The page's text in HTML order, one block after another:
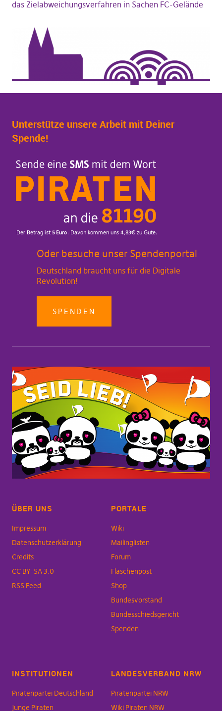
das Zielabweichungsverfahren in Sachen FC-Gelände
Unterstütze unsere Arbeit mit Deiner
Spende!
Oder besuche unser Spendenportal
Deutschland braucht uns für die Digitale
Revolution!
SPENDEN
ÜBER UNS
Impressum
Datenschutzerklärung
Credits
CC BY-SA 3.0
RSS Feed
PORTALE
Wiki
Mailinglisten
Forum
Flaschenpost
Shop
Bundesvorstand
Bundesschiedsgericht
Spenden
INSTITUTIONEN
Piratenpartei Deutschland
Junge Piraten
LANDESVERBAND NRW
Piratenpartei NRW
Wiki Piraten NRW